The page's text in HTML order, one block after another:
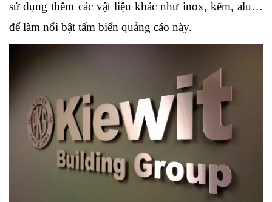
sử dụng thêm các vật liệu khác như inox, kẽm, alu…
để làm nổi bật tấm biển quảng cáo này.